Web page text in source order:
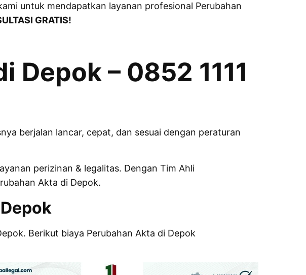
untuk mendapatkan layanan profesional Perubahan
GRATIS!
Depok – 0852 1111
berjalan lancar, cepat, dan sesuai dengan peraturan
perizinan & legalitas. Dengan Tim Ahli
Akta di Depok.
Berikut biaya Perubahan Akta di Depok